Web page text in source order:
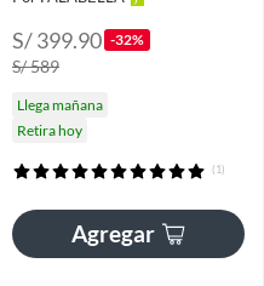
S/ 399.90 -32%
S/ 589
Llega mañana
Retira hoy
(1)
Agregar